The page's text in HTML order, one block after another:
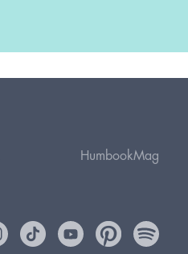
HumbookMag